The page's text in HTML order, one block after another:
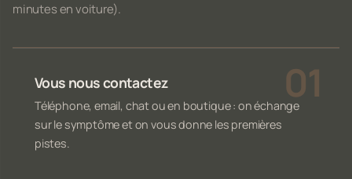
minutes en voiture).
Vous nous contactez
Téléphone, email, chat ou en boutique : on échange
sur le symptôme et on vous donne les premières
pistes.